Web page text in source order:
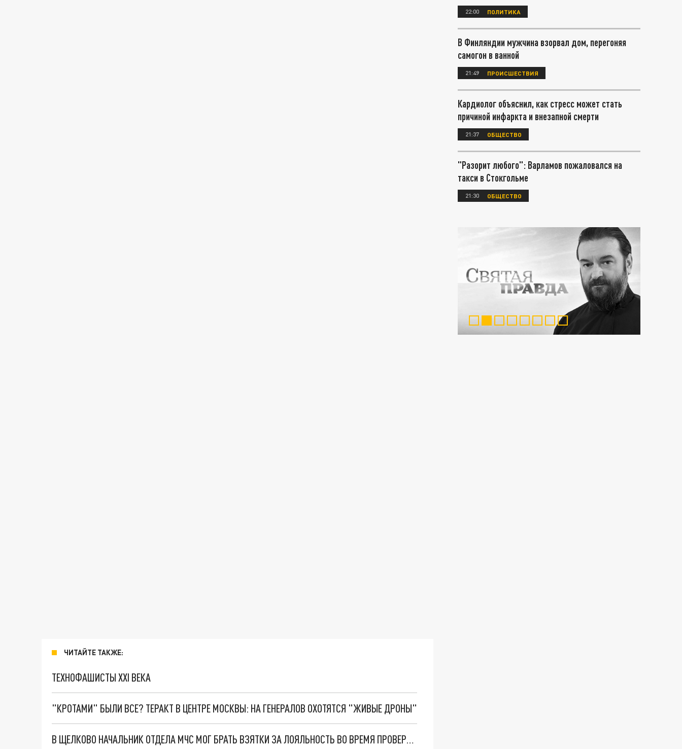
ЧИТАЙТЕ ТАКЖЕ:
ТЕХНОФАШИСТЫ XXI ВЕКА
"КРОТАМИ" БЫЛИ ВСЕ? ТЕРАКТ В ЦЕНТРЕ МОСКВЫ: НА ГЕНЕРАЛОВ ОХОТЯТСЯ "ЖИВЫЕ ДРОНЫ"
В ЩЕЛКОВО НАЧАЛЬНИК ОТДЕЛА МЧС МОГ БРАТЬ ВЗЯТКИ ЗА ЛОЯЛЬНОСТЬ ВО ВРЕМЯ ПРОВЕРОК БЕЗОПАСНОСТИ
22:00 ПОЛИТИКА
В Финляндии мужчина взорвал дом, перегоняя
самогон в ванной
21:49 ПРОИСШЕСТВИЯ
Кардиолог объяснил, как стресс может стать
причиной инфаркта и внезапной смерти
21:37 ОБЩЕСТВО
"Разорит любого": Варламов пожаловался на
такси в Стокгольме
21:30 ОБЩЕСТВО